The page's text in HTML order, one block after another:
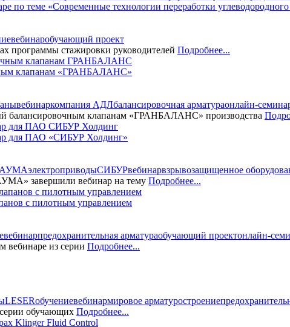
по теме «Современные технологии переработки углеводородного
вебинаробучающий проект
программы стажировки руководителей Подробнее...
клапанам «ГРАНБАЛАНС»
вебинаркомпания АДЛбалансировочная арматураонлайн-
балансировочным клапанам «ГРАНБАЛАНС» производства
для ПАО «СИБУР Холдинг»
электроприводыСИБУРвебинарвзрывозащищенное
завершили вебинар на тему Подробнее...
с пилотным управлением
вебинарпредохранительная арматураобучающий проектонлайн-
вебинаре из серии Подробнее...
LESERобучениевебинармировое арматуростроение
обучающих Подробнее...